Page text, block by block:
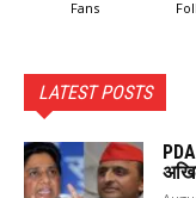
Fans
LATEST POSTS